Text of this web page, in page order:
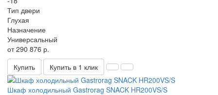
Тип двери
Глухая
Назначение
Универсальный
от 290 876 р.
Купить
Купить в 1 клик
Шкаф холодильный Gastrorag SNACK HR200VS/S